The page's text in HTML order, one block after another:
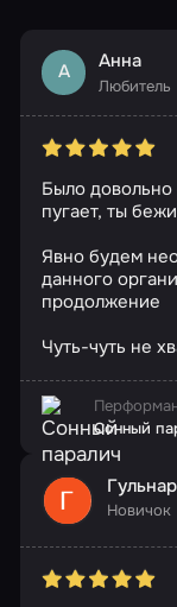
А Анна
Любитель
Было довольно
пугает, ты
Явно будем
данного
продолжение
Чуть-чуть не
Сонный
Новичок